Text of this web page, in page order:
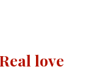
love